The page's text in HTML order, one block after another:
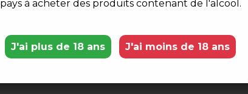
pays à acheter des produits contenant de l'alcool.
J'ai plus de 18 ans J'ai moins de 18 ans